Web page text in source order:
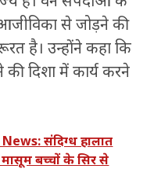
से जोड़ने की
है। उन्होंने कहा कि
दिशा में कार्य करने
संदिग्ध हालात
मासूम बच्चों के सिर से